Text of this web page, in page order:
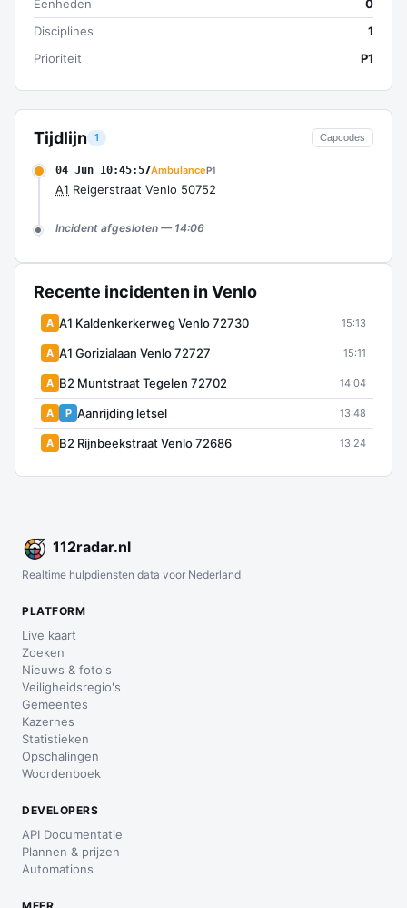
Tijdlijn 1 Capcodes
04 Jun 10:45:57AmbulanceP1
A1 Reigerstraat Venlo 50752
Incident afgesloten — 14:06
Recente incidenten in Venlo
A A1 Kaldenkerkerweg Venlo 72730 15:13
A A1 Gorizialaan Venlo 72727 15:11
A B2 Muntstraat Tegelen 72702 14:04
A P Aanrijding letsel 13:48
A B2 Rijnbeekstraat Venlo 72686 13:24
Eenheden
0
Disciplines
1
Prioriteit
P1
112radar.nl
Realtime hulpdiensten data voor Nederland
PLATFORM
Live kaart
Zoeken
Nieuws & foto's
Veiligheidsregio's
Gemeentes
Kazernes
Statistieken
Opschalingen
Woordenboek
DEVELOPERS
API Documentatie
Plannen & prijzen
Automations